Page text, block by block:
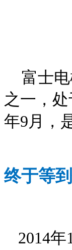
富士
之一，处
年9 月，
终于等
2014